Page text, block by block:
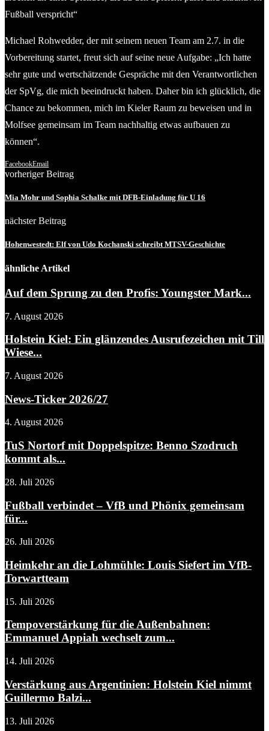
Fußball verspricht“
Michael Rohwedder, der mit seinem neuen Team am 2.7. in die
Vorbereitung startet, freut sich auf seine neue Aufgabe: „Ich hatte
sehr gute und wertschätzende Gespräche mit den Verantwortlichen
der SpVg, die mich beeindruckt haben. Daher bin ich glücklich, die
Chance zu bekommen, mich im Kieler Raum zu beweisen und in
Molfsee gemeinsam im Team nachhaltig etwas aufbauen zu
können“.
FacebookEmail
vorheriger Beitrag
Mia Mohr und Sophia Schalke mit DFB-Einladung für U 16
nächster Beitrag
Hohenwestedt: Elf von Udo Kochanski schreibt MTSV-Geschichte
ähnliche Artikel
Auf dem Sprung zu den Profis: Youngster Mark...
7. August 2026
Holstein Kiel: Ein glänzendes Ausrufezeichen mit Till
Wiese...
7. August 2026
News-Ticker 2026/27
4. August 2026
TuS Nortorf mit Doppelspitze: Benno Szodruch
kommt als...
28. Juli 2026
Fußball verbindet – VfB und Phönix gemeinsam
für...
26. Juli 2026
Heimkehr an die Lohmühle: Louis Siefert im VfB-
Torwartteam
15. Juli 2026
Tempoverstärkung für die Außenbahnen:
Emmanuel Appiah wechselt zum...
14. Juli 2026
Verstärkung aus Argentinien: Holstein Kiel nimmt
Guillermo Balzi...
13. Juli 2026